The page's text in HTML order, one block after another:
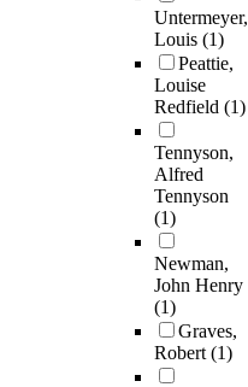
Untermeyer,
Louis (1)
Peattie,
Louise
Redfield (1)
Tennyson,
Alfred
Tennyson
(1)
Newman,
John Henry
(1)
Graves,
Robert(1)